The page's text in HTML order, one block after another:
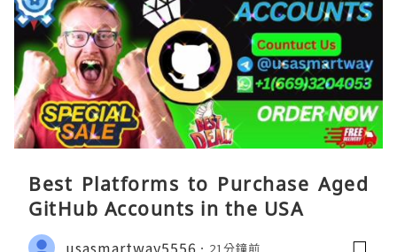
Best Platforms to Purchase Aged
GitHub Accounts in the USA
usasmartway5556 21分鐘前